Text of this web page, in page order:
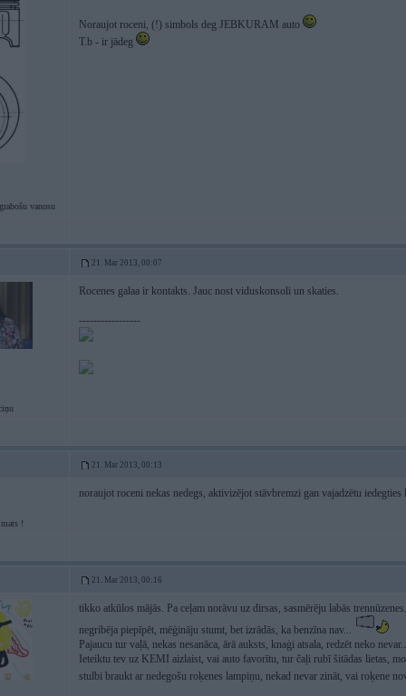
vanosu
Noraujot roceni, (!) simbols deg JEBKURAM auto
T.b - ir jādeg
21. Mar 2013, 00:07
Rocenes galaa ir kontakts. Jauc nost viduskonsoli un skaties.
-----------------
21. Mar 2013, 00:13
!
noraujot roceni nekas nedegs, aktivizējot stāvbremzi gan vajadzētu iedegties
21. Mar 2013, 00:16
tikko atkūlos mājās. Pa ceļam norāvu uz dirsas, sasmērēju labās
negribēja piepīpēt, mēģināju stumt, bet izrādās, ka benzīna nav...
Pajaucu tur vaļā, nekas nesanāca, ārā auksts, knaģi atsala, redzēt neko
Ieteiktu tev uz KEMI aizlaist, vai auto favorītu, tur čaļi rubī šitādas lietas,
stulbi braukt ar nedegošu roķenes lampiņu, nekad nevar zināt, vai roķene